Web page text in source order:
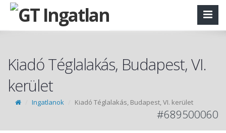
Kiadó Téglalakás, Budapest, VI.
kerület
Ingatlanok Kiadó Téglalakás, Budapest, VI. kerület
#689500060